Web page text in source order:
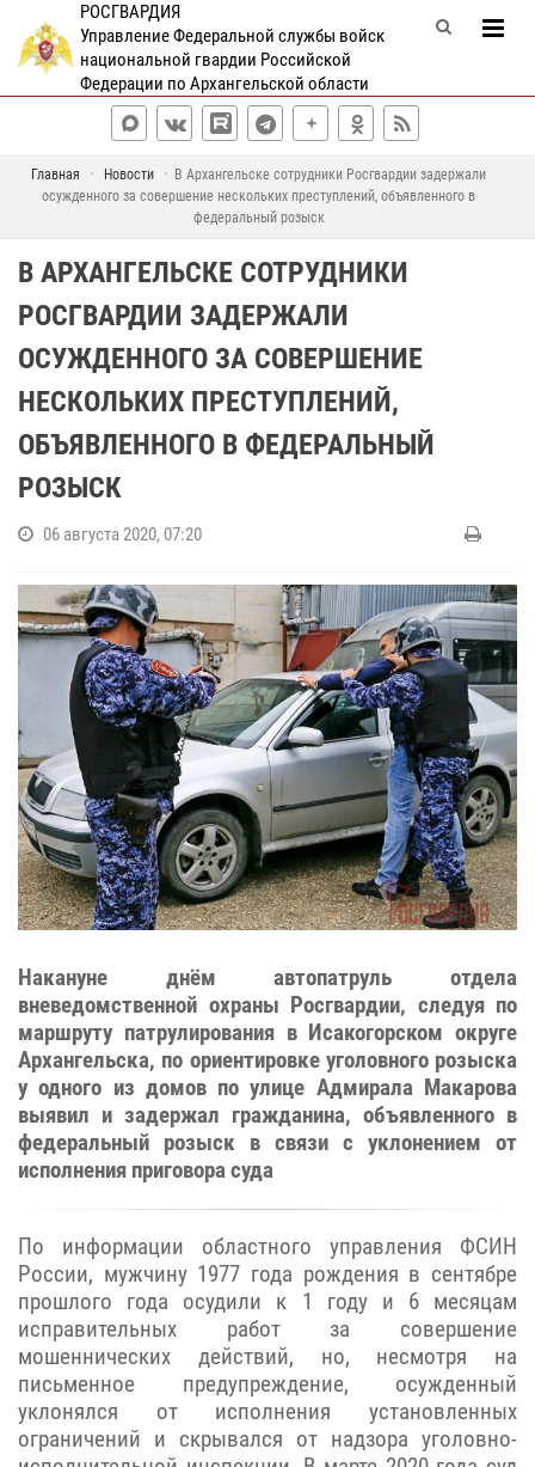
РОСГВАРДИЯ
Управление Федеральной службы войск
национальной гвардии Российской
Федерации по Архангельской области
Главная Новости
В Архангельске сотрудники Росгвардии задержали
осужденного за совершение нескольких преступлений, объявленного в
федеральный розыск
В АРХАНГЕЛЬСКЕ СОТРУДНИКИ
РОСГВАРДИИ ЗАДЕРЖАЛИ
ОСУЖДЕННОГО ЗА СОВЕРШЕНИЕ
НЕСКОЛЬКИХ ПРЕСТУПЛЕНИЙ,
ОБЪЯВЛЕННОГО В ФЕДЕРАЛЬНЫЙ
РОЗЫСК
06 августа 2020, 07:20
Накануне днём автопатруль отдела
вневедомственной охраны Росгвардии, следуя по
маршруту патрулирования в Исакогорском округе
Архангельска, по ориентировке уголовного розыска
у одного из домов по улице Адмирала Макарова
выявил и задержал гражданина, объявленного в
федеральный розыск в связи с уклонением от
исполнения приговора суда
По информации областного управления ФСИН
России, мужчину 1977 года рождения в сентябре
прошлого года осудили к 1 году и 6 месяцам
исправительных работ за совершение
мошеннических действий, но, несмотря на
письменное предупреждение, осужденный
уклонялся от исполнения установленных
ограничений и скрывался от надзора уголовно-